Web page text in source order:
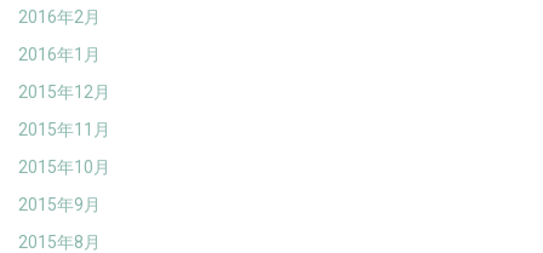
2016年2月
2016年1月
2015年12月
2015年11月
2015年10月
2015年9月
2015年8月